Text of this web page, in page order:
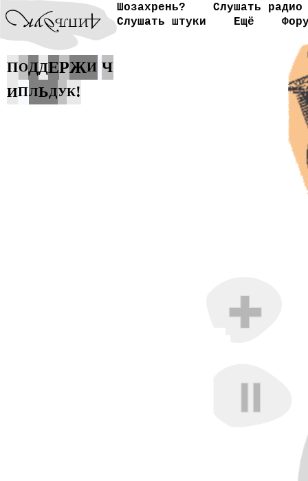
Шозахрень?
Слушать радио
Слушать штуки
Ещё
ПОДДЕРЖИ Ч
ИПЛЬДУК!